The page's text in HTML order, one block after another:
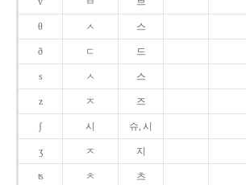
θ ㅅ 스
ð ㄷ 드
s ㅅ 스
z ㅈ 즈
ʃ 시 슈, 시
ʒ ㅈ 지
ʦ ㅊ 츠